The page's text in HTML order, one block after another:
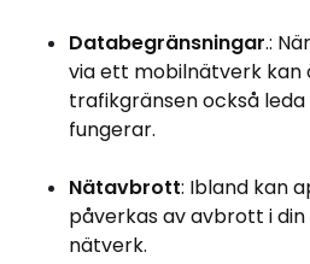
Databegränsningar.:
via ett mobilnätverk kan
trafikgränsen också
fungerar.
Nätavbrott: Ibland kan
påverkas av avbrott i
nätverk.